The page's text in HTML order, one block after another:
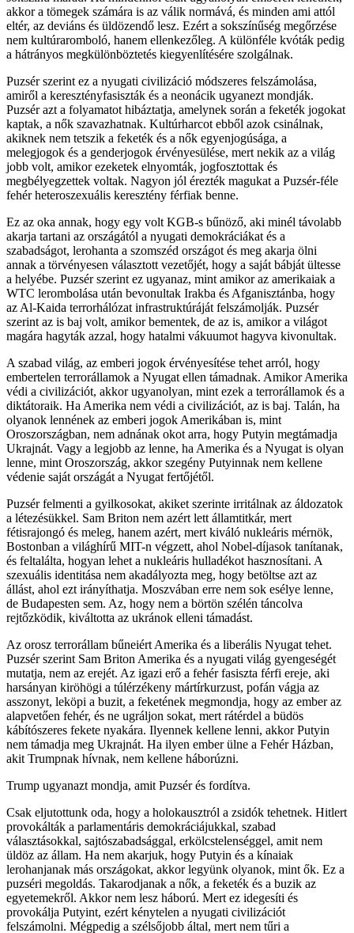
akkor a tömegek számára is az válik normává, és minden ami attól
eltér, az deviáns és üldözendő lesz. Ezért a sokszínűség megőrzése
nem kultúraromboló, hanem ellenkezőleg. A különféle kvóták pedig
a hátrányos megkülönböztetés kiegyenlítésére szolgálnak.
Puzsér szerint ez a nyugati civilizáció módszeres felszámolása,
amiről a keresztényfasiszták és a neonácik ugyanezt mondják.
Puzsér azt a folyamatot hibáztatja, amelynek során a feketék jogokat
kaptak, a nők szavazhatnak. Kultúrharcot ebből azok csinálnak,
akiknek nem tetszik a feketék és a nők egyenjogúsága, a
melegjogok és a genderjogok érvényesülése, mert nekik az a világ
jobb volt, amikor ezeketek elnyomták, jogfosztottak és
megbélyegzettek voltak. Nagyon jól érezték magukat a Puzsér-féle
fehér heteroszexuális keresztény férfiak benne.
Ez az oka annak, hogy egy volt KGB-s bűnöző, aki minél távolabb
akarja tartani az országától a nyugati demokráciákat és a
szabadságot, lerohanta a szomszéd országot és meg akarja ölni
annak a törvényesen választott vezetőjét, hogy a saját bábját ültesse
a helyébe. Puzsér szerint ez ugyanaz, mint amikor az amerikaiak a
WTC lerombolása után bevonultak Irakba és Afganisztánba, hogy
az Al-Kaida terrorhálózat infrastruktúráját felszámolják. Puzsér
szerint az is baj volt, amikor bementek, de az is, amikor a világot
magára hagyták azzal, hogy hatalmi vákuumot hagyva kivonultak.
A szabad világ, az emberi jogok érvényesítése tehet arról, hogy
embertelen terrorállamok a Nyugat ellen támadnak. Amikor Amerika
védi a civilizációt, akkor ugyanolyan, mint ezek a terrorállamok és a
diktátoraik. Ha Amerika nem védi a civilizációt, az is baj. Talán, ha
olyanok lennének az emberi jogok Amerikában is, mint
Oroszországban, nem adnának okot arra, hogy Putyin megtámadja
Ukrajnát. Vagy a legjobb az lenne, ha Amerika és a Nyugat is olyan
lenne, mint Oroszország, akkor szegény Putyinnak nem kellene
védenie saját országát a Nyugat fertőjétől.
Puzsér felmenti a gyilkosokat, akiket szerinte irritálnak az áldozatok
a létezésükkel. Sam Briton nem azért lett államtitkár, mert
fétisrajongó és meleg, hanem azért, mert kiváló nukleáris mérnök,
Bostonban a világhírű MIT-n végzett, ahol Nobel-díjasok tanítanak,
és feltalálta, hogyan lehet a nukleáris hulladékot hasznosítani. A
szexuális identitása nem akadályozta meg, hogy betöltse azt az
állást, ahol ezt irányíthatja. Moszvában erre nem sok esélye lenne,
de Budapesten sem. Az, hogy nem a börtön szélén táncolva
rejtőzködik, kiváltotta az ukránok elleni támadást.
Az orosz terrorállam bűneiért Amerika és a liberális Nyugat tehet.
Puzsér szerint Sam Briton Amerika és a nyugati világ gyengeségét
mutatja, nem az erejét. Az igazi erő a fehér fasiszta férfi ereje, aki
harsányan kiröhögi a túlérzékeny mártírkurzust, pofán vágja az
asszonyt, leköpi a buzit, a feketének megmondja, hogy az ember az
alapvetően fehér, és ne ugráljon sokat, mert rátérdel a büdös
kábítószeres fekete nyakára. Ilyennek kellene lenni, akkor Putyin
nem támadja meg Ukrajnát. Ha ilyen ember ülne a Fehér Házban,
akit Trumpnak hívnak, nem kellene háborúzni.
Trump ugyanazt mondja, amit Puzsér és fordítva.
Csak eljutottunk oda, hogy a holokausztról a zsidók tehetnek. Hitlert
provokálták a parlamentáris demokráciájukkal, szabad
választásokkal, sajtószabadsággal, erkölcstelenséggel, amit nem
üldöz az állam. Ha nem akarjuk, hogy Putyin és a kínaiak
lerohanjanak más országokat, akkor legyünk olyanok, mint ők. Ez a
puzséri megoldás. Takarodjanak a nők, a feketék és a buzik az
egyetemekről. Akkor nem lesz háború. Mert ez idegesíti és
provokálja Putyint, ezért kénytelen a nyugati civilizációt
felszámolni. Mégpedig a szélsőjobb által, mert nem tűri a